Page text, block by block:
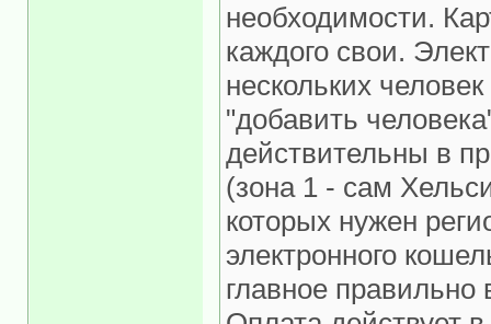
необходимости.
каждого свои.
нескольких
"добавить
действительны в
(зона 1 - сам
которых нужен
электронного
главное